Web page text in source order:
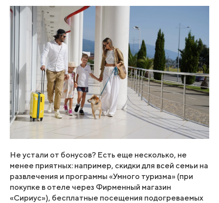
Не устали от бонусов? Есть еще несколько, не
менее приятных: например, скидки для всей семьи на
развлечения и программы «Умного туризма» (при
покупке в отеле через Фирменный магазин
«Сириус»), бесплатные посещения подогреваемых